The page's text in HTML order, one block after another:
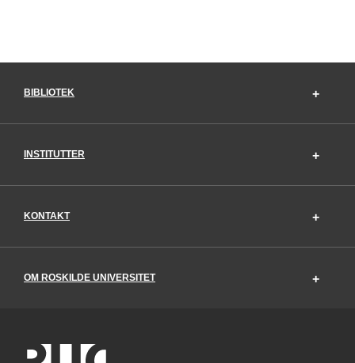
BIBLIOTEK
INSTITUTTER
KONTAKT
OM ROSKILDE UNIVERSITET